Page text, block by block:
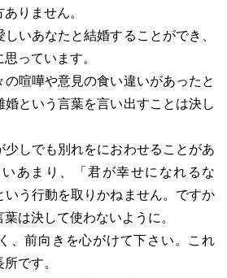
りません。
いあなたと結婚することができ、
っています。
喧嘩や意見の食い違いがあったと
婚という言葉を言い出すことは決し
少しでも別れをにおわせることがあ
あまり、「君が幸せになれるな
う行動を取りかねません。ですか
は決して使わないように。
、前向きを心がけて下さい。これ
です。